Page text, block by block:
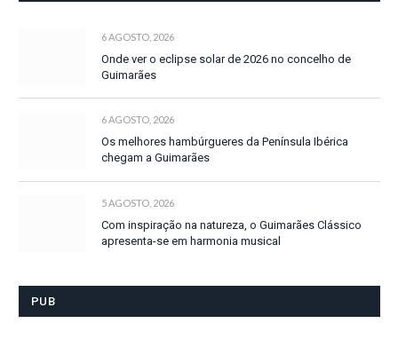
6 AGOSTO, 2026
Onde ver o eclipse solar de 2026 no concelho de
Guimarães
6 AGOSTO, 2026
Os melhores hambúrgueres da Península Ibérica
chegam a Guimarães
5 AGOSTO, 2026
Com inspiração na natureza, o Guimarães Clássico
apresenta-se em harmonia musical
PUB